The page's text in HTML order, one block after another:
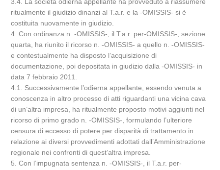
ritualmente il giudizio dinanzi al T.a.r. e la -OMISSIS- si è
costituita nuovamente in giudizio.
4. Con ordinanza n. -OMISSIS-, il T.a.r. per-OMISSIS-, sezione
quarta, ha riunito il ricorso n. -OMISSIS- a quello n. -OMISSIS-
e contestualmente ha disposto l’acquisizione di
documentazione, poi depositata in giudizio dalla -OMISSIS- in
data 7 febbraio 2011.
4.1. Successivamente l’odierna appellante, essendo venuta a
conoscenza in altro processo di atti riguardanti una vicina cava
di un’altra impresa, ha ritualmente proposto motivi aggiunti nel
ricorso di primo grado n. -OMISSIS-, formulando l’ulteriore
censura di eccesso di potere per disparità di trattamento in
relazione ai diversi provvedimenti adottati dall’Amministrazione
regionale nei confronti di quest’altra impresa.
5. Con l’impugnata sentenza n. -OMISSIS-, il T.a.r. per-